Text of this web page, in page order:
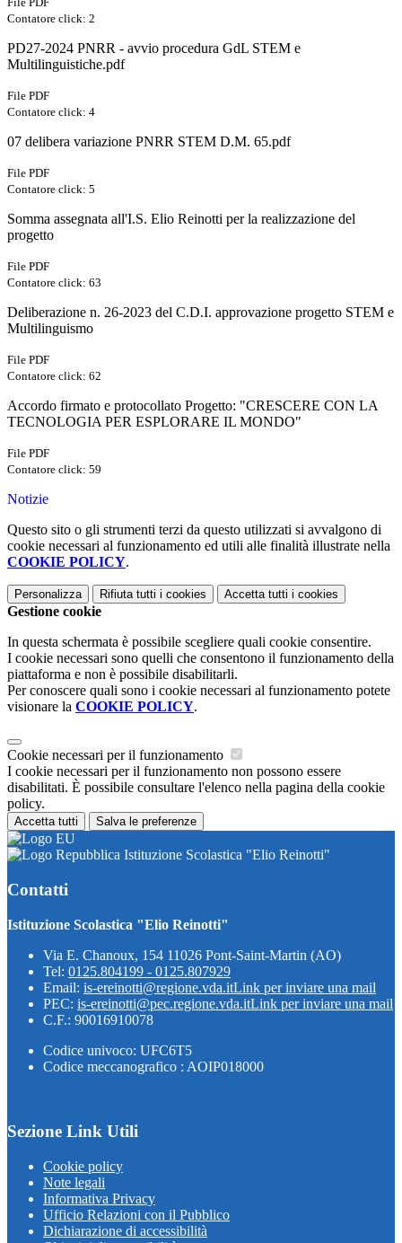
Contatore click: 2
PD27-2024 PNRR - avvio procedura GdL STEM e
Multilinguistiche.pdf
File PDF
Contatore click: 4
07 delibera variazione PNRR STEM D.M. 65.pdf
File PDF
Contatore click: 5
Somma assegnata all'I.S. Elio Reinotti per la realizzazione del
progetto
File PDF
Contatore click: 63
Deliberazione n. 26-2023 del C.D.I. approvazione progetto STEM e
Multilinguismo
File PDF
Contatore click: 62
Accordo firmato e protocollato Progetto: "CRESCERE CON LA
TECNOLOGIA PER ESPLORARE IL MONDO"
File PDF
Contatore click: 59
Notizie
Questo sito o gli strumenti terzi da questo utilizzati si avvalgono di
cookie necessari al funzionamento ed utili alle finalità illustrate nella
COOKIE POLICY.
Personalizza Rifiuta tutti i cookies Accetta tutti i cookies
Gestione cookie
In questa schermata è possibile scegliere quali cookie consentire.
I cookie necessari sono quelli che consentono il funzionamento della
piattaforma e non è possibile disabilitarli.
Per conoscere quali sono i cookie necessari al funzionamento potete
visionare la COOKIE POLICY.
Cookie necessari per il funzionamento
I cookie necessari per il funzionamento non possono essere
disabilitati. È possibile consultare l'elenco nella pagina della cookie
policy.
Accetta tutti Salva le preferenze
Istituzione Scolastica "Elio Reinotti"
Contatti
Istituzione Scolastica "Elio Reinotti"
Via E. Chanoux, 154 11026 Pont-Saint-Martin (AO)
Tel: 0125.804199 - 0125.807929
Email: is-ereinotti@regione.vda.itLink per inviare una mail
PEC: is-ereinotti@pec.regione.vda.itLink per inviare una mail
C.F.: 90016910078
Codice univoco: UFC6T5
Codice meccanografico : AOIP018000
Sezione Link Utili
Cookie policy
Note legali
Informativa Privacy
Ufficio Relazioni con il Pubblico
Dichiarazione di accessibilità